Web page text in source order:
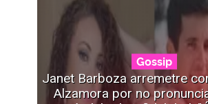
Gossip
Janet Barboza arremetre
Alzamora por no